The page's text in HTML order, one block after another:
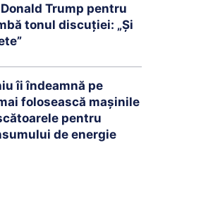
Trump pentru
tonul discuției: „Și
îi îndeamnă pe
folosească mașinile
pentru
de energie